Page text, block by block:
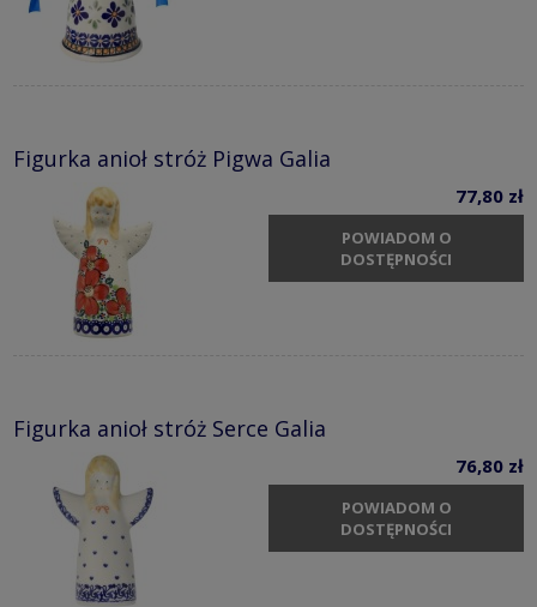
Figurka anioł stróż Pigwa Galia
77,80 zł
POWIADOM O
DOSTĘPNOŚCI
Figurka anioł stróż Serce Galia
76,80 zł
POWIADOM O
DOSTĘPNOŚCI